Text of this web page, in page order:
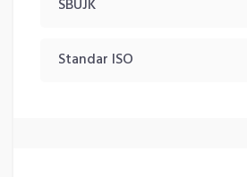
SBUJK
Standar ISO